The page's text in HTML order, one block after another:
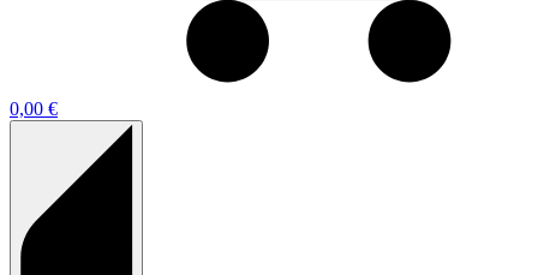
0,00 €